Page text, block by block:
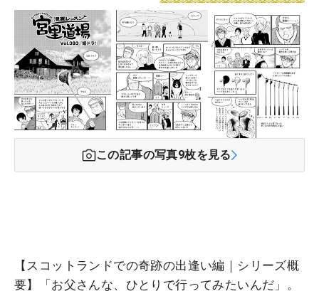
この記事の写真9枚を見る
【スコットランドでの奇跡の出逢い編｜シリーズ概
要】「お父さんな、ひとりで行ってみたいんだ」。